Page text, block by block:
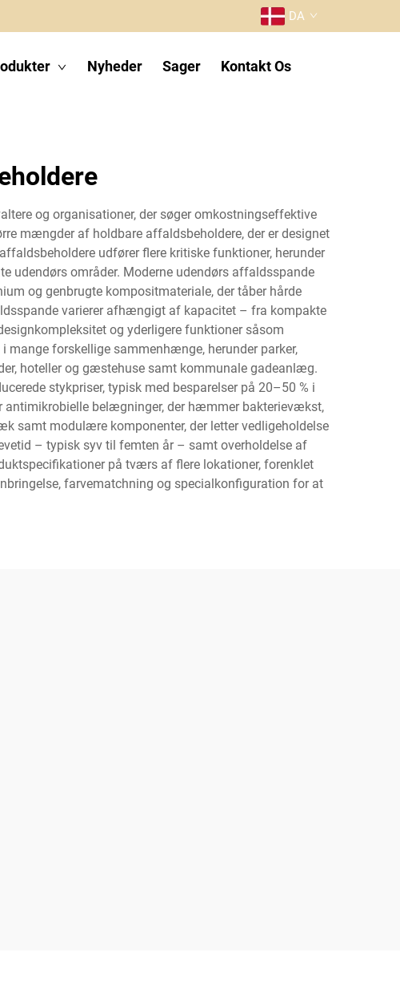
DA
Nyheder Sager Kontakt Os
og organisationer, der søger omkostningseffektive
mængder af holdbare affaldsbeholdere, der er designet
udfører flere kritiske funktioner, herunder
udendørs områder. Moderne udendørs affaldsspande
og genbrugte kompositmateriale, der tåber hårde
varierer afhængigt af kapacitet – fra kompakte
og yderligere funktioner såsom
mange forskellige sammenhænge, herunder parker,
hoteller og gæstehuse samt kommunale gadeanlæg.
stykpriser, typisk med besparelser på 20–50 % i
antimikrobielle belægninger, der hæmmer bakterievækst,
samt modulære komponenter, der letter vedligeholdelse
– typisk syv til femten år – samt overholdelse af
på tværs af flere lokationer, forenklet
farvematchning og specialkonfiguration for at